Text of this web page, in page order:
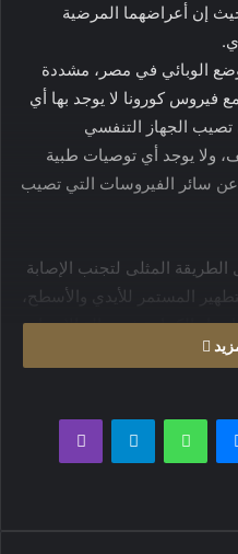
إن أعراضهما المرضية
الوبائي في مصر، مشددة
فيروس كورونا لا يوجد بها أي
تصيب الجهاز التنفسي
ولا يوجد أي توصيات طبية
عن سائر الفيروسات التي تصيب
المثلى لتجنب الإصابة
المستمر للأيدي والأسطح،
الكمامة في حالة الاحتياج
البقاء في أماكن مزدحمة
ماسنجر واتساب تيلقرام ڤايبر